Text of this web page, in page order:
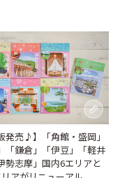
発売♪】「角館・盛岡」
「鎌倉」「伊豆」「軽井
勢志摩」国内6エリアと